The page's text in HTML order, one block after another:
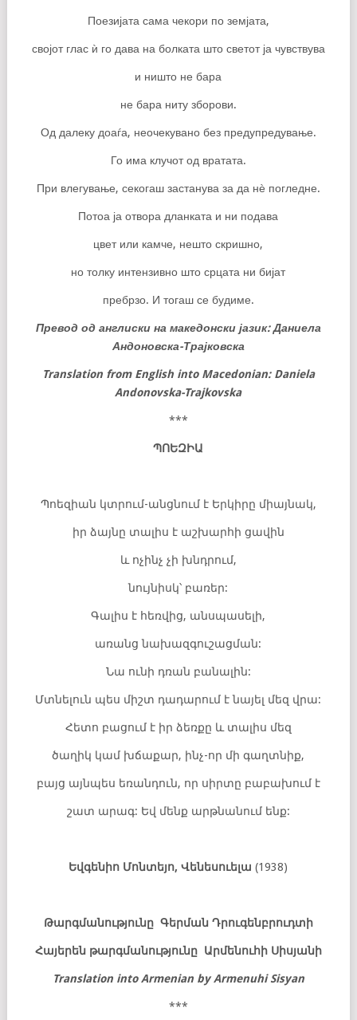
Поезијата сама чекори по земјата,
својот глас ѝ го дава на болката што светот ја чувствува
и ништо не бара
не бара ниту зборови.
Од далеку доаѓа, неочекувано без предупредување.
Го има клучот од вратата.
При влегување, секогаш застанува за да нѐ погледне.
Потоа ја отвора дланката и ни подава
цвет или камче, нешто скришно,
но толку интензивно што срцата ни бијат
пребрзо. И тогаш се будиме.
Превод од англиски на македонски јазик: Даниела
Андоновска-Трајковска
Translation from English into Macedonian: Daniela
Andonovska-Trajkovska
***
ՊՈԵԶԻԱ
Պոեզիան կտրում-անցնում է Երկիրը միայնակ,
իր ձայնը տալիս է աշխարհի ցավին
և ոչինչ չի խնդրում,
նույնիսկ՝ բառեր:
Գալիս է հեռվից, անսպասելի,
առանց նախազգուշացման:
Նա ունի դռան բանալին:
Մտնելուն պես միշտ դադարում է նայել մեզ վրա:
Հետո բացում է իր ձեռքը և տալիս մեզ
ծաղիկ կամ խճաքար, ինչ-որ մի գաղտնիք,
բայց այնպես եռանդուն, որ սիրտը բաբախում է
շատ արագ: Եվ մենք արթնանում ենք:
Եվգենիո Մոնտեյո, Վենեսուելա (1938)
Թարգմանությունը Գերման Դրուգենբրուդտի
Հայերեն թարգմանությունը Արմենուհի Սիսյանի
Translation into Armenian byArmenuhi Sisyan
***